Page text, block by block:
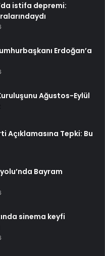
istifa depremi:
Erdoğan’a
Ağustos-Eylül
Açıklamasına Tepki: Bu
Bayram
sinema keyfi